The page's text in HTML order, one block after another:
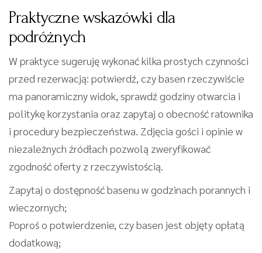
Praktyczne wskazówki dla
podróżnych
W praktyce sugeruję wykonać kilka prostych czynności
przed rezerwacją: potwierdź, czy basen rzeczywiście
ma panoramiczny widok, sprawdź godziny otwarcia i
politykę korzystania oraz zapytaj o obecność ratownika
i procedury bezpieczeństwa. Zdjęcia gości i opinie w
niezależnych źródłach pozwolą zweryfikować
zgodność oferty z rzeczywistością.
Zapytaj o dostępność basenu w godzinach porannych i
wieczornych;
Poproś o potwierdzenie, czy basen jest objęty opłatą
dodatkową;